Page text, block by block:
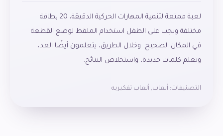
لعبة ممتعة لتنمية المهارات الحركية الدقيقة، 20 بطاقة
مختلفة ويجب على الطفل استخدام الملقط لوضع القطعة
في المكان الصحيح. وخلال الطريق، يتعلمون أيضًا العد،
وتعلم كلمات جديدة، واستخلاص النتائج.
التصنيفات: ألعاب, ألعاب تفكيريه